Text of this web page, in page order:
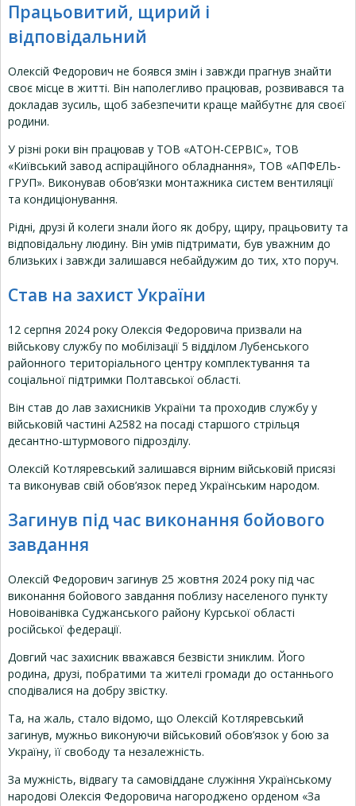
Працьовитий, щирий і
відповідальний
Олексій Федорович не боявся змін і завжди прагнув знайти
своє місце в житті. Він наполегливо працював, розвивався та
докладав зусиль, щоб забезпечити краще майбутнє для своєї
родини.
У різні роки він працював у ТОВ «АТОН-СЕРВІС», ТОВ
«Київський завод аспіраційного обладнання», ТОВ «АПФЕЛЬ-
ГРУП». Виконував обов’язки монтажника систем вентиляції
та кондиціонування.
Рідні, друзі й колеги знали його як добру, щиру, працьовиту та
відповідальну людину. Він умів підтримати, був уважним до
близьких і завжди залишався небайдужим до тих, хто поруч.
Став на захист України
12 серпня 2024 року Олексія Федоровича призвали на
військову службу по мобілізації 5 відділом Лубенського
районного територіального центру комплектування та
соціальної підтримки Полтавської області.
Він став до лав захисників України та проходив службу у
військовій частині А2582 на посаді старшого стрільця
десантно-штурмового підрозділу.
Олексій Котляревський залишався вірним військовій присязі
та виконував свій обов’язок перед Українським народом.
Загинув під час виконання бойового
завдання
Олексій Федорович загинув 25 жовтня 2024 року під час
виконання бойового завдання поблизу населеного пункту
Новоіванівка Суджанського району Курської області
російської федерації.
Довгий час захисник вважався безвісти зниклим. Його
родина, друзі, побратими та жителі громади до останнього
сподівалися на добру звістку.
Та, на жаль, стало відомо, що Олексій Котляревський
загинув, мужньо виконуючи військовий обов’язок у бою за
Україну, її свободу та незалежність.
За мужність, відвагу та самовіддане служіння Українському
народові Олексія Федоровича нагороджено орденом «За